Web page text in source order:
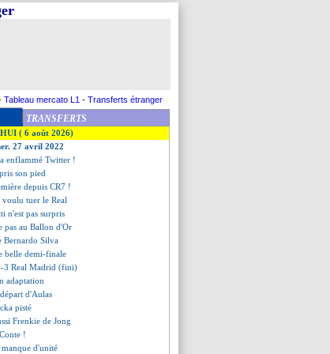
Tableau mercato L1 - Transferts étranger
TRANSFERTS
( 6 août 2026)
27 avril 2022
enflammé Twitter !
son pied
depuis CR7 !
voulu tuer le Real
n'est pas surpris
pas au Ballon d'Or
Bernardo Silva
belle demi-finale
3 Real Madrid (fini)
adaptation
d'Aulas
pisté
Frenkie de Jong
!
d'unité